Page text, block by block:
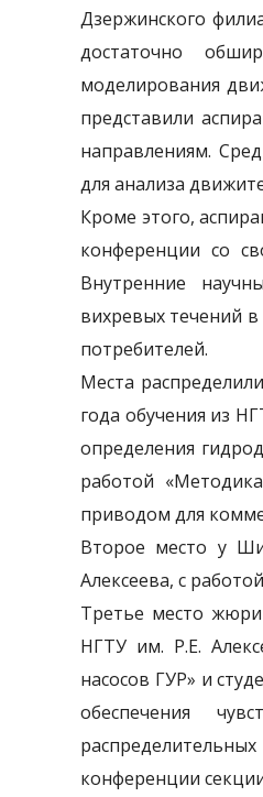
Дзержинского
достаточно
моделирования
представили
направлениям.
для анализа
Кроме этого,
конференции со
Внутренние
вихревых течений в
потребителей.
Места
года обучения из
определения
работой
приводом для
Второе место у
Алексеева, с
Третье место
НГТУ им. Р.Е.
насосов ГУР» и
обеспечения
конференции